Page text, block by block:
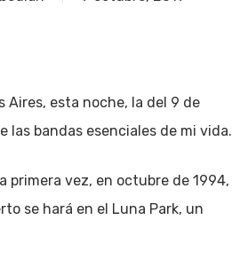
Aires, esta noche, la del 9 de
las bandas esenciales de mi vida.
primera vez, en octubre de 1994,
se hará en el Luna Park, un